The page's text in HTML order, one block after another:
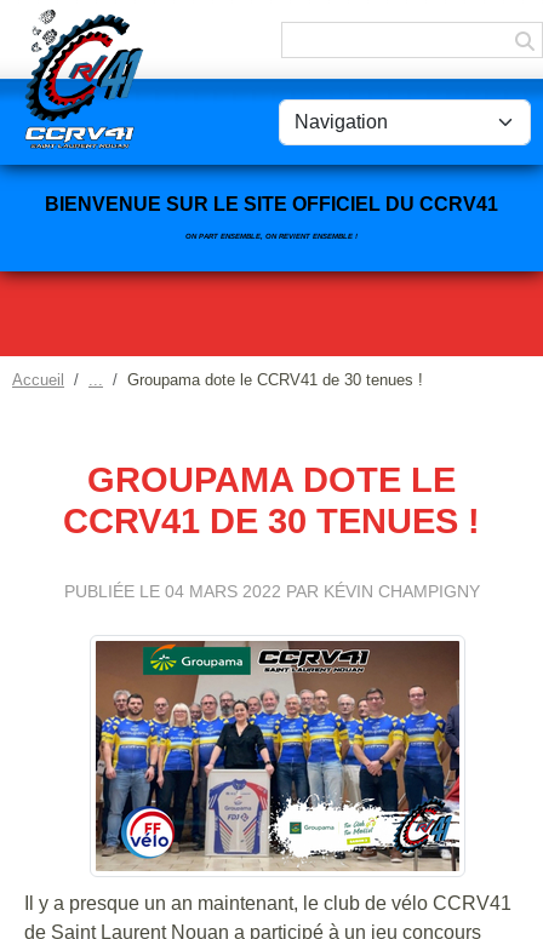
BIENVENUE SUR LE SITE OFFICIEL DU CCRV41
ON PART ENSEMBLE, ON REVIENT ENSEMBLE !
Accueil Groupama dote le CCRV41 de 30 tenues !
GROUPAMA DOTE LE
CCRV41 DE 30 TENUES !
PUBLIÉE LE 04 MARS 2022 PAR KÉVIN CHAMPIGNY
Il y a presque un an maintenant, le club de vélo CCRV41
de Saint Laurent Nouan a participé à un jeu concours
Panneau de gestion des cookies